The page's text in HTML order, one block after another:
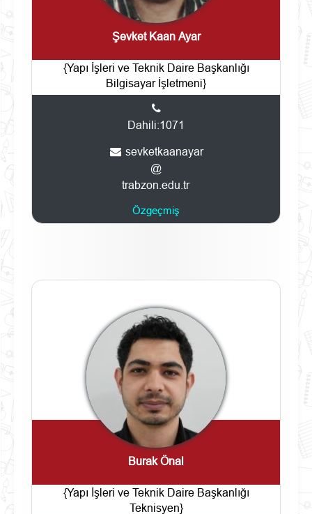
Şevket Kaan Ayar
{Yapı İşleri ve Teknik Daire Başkanlığı
Bilgisayar İşletmeni}
Dahili:1071
sevketkaanayar
@
trabzon.edu.tr
Özgeçmiş
Burak Önal
{Yapı İşleri ve Teknik Daire Başkanlığı
Teknisyen}